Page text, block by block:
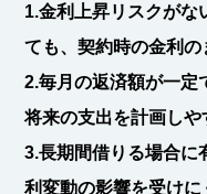
1.金利上昇リスクがな
ても、契約時の金利の
2.毎月の返済額が一定
将来の支出を計画しや
3.長期間借りる場合に
利変動の影響を受けに